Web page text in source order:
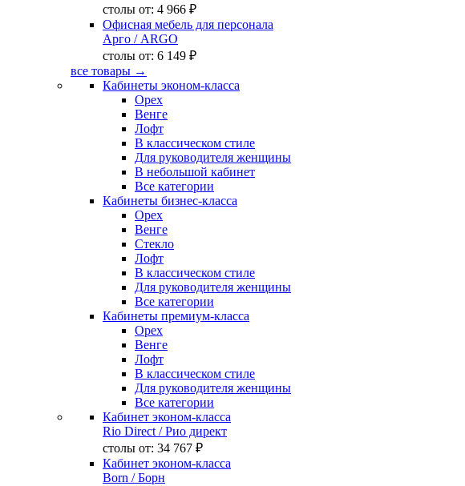
столы от: 4 966 ₽
Офисная мебель для персонала
Арго / ARGO
столы от: 6 149 ₽
все товары →
Кабинеты эконом-класса
Орех
Венге
Лофт
В классическом стиле
Для руководителя женщины
В небольшой кабинет
Все категории
Кабинеты бизнес-класса
Орех
Венге
Стекло
Лофт
В классическом стиле
Для руководителя женщины
Все категории
Кабинеты премиум-класса
Орех
Венге
Лофт
В классическом стиле
Для руководителя женщины
Все категории
Кабинет эконом-класса
Rio Direct / Рио директ
столы от: 34 767 ₽
Кабинет эконом-класса
Born / Борн